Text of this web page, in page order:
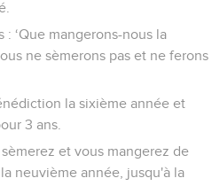
: ‘Que mangerons-nous la
ne sèmerons pas et ne ferons
la sixième année et
3 ans.
sèmerez et vous mangerez de
neuvième année, jusqu'à la